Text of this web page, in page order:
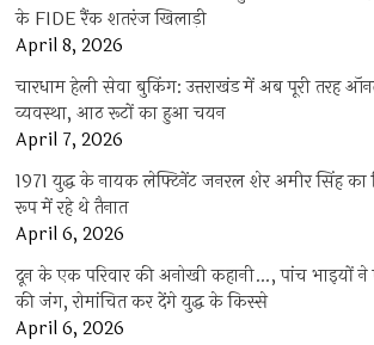
के FIDE रैंक शतरंज खिलाड़ी
April 8, 2026
चारधाम हेली सेवा बुकिंग: उत्तराखंड में अब पूरी तरह
व्यवस्था, आठ रूटों का हुआ चयन
April 7, 2026
1971 युद्ध के नायक लेफ्टिनेंट जनरल शेर अमीर सिंह का
रूप में रहे थे तैनात
April 6, 2026
दून के एक परिवार की अनोखी कहानी…, पांच भाइयों
की जंग, रोमांचित कर देंगे युद्ध के किस्से
April 6, 2026